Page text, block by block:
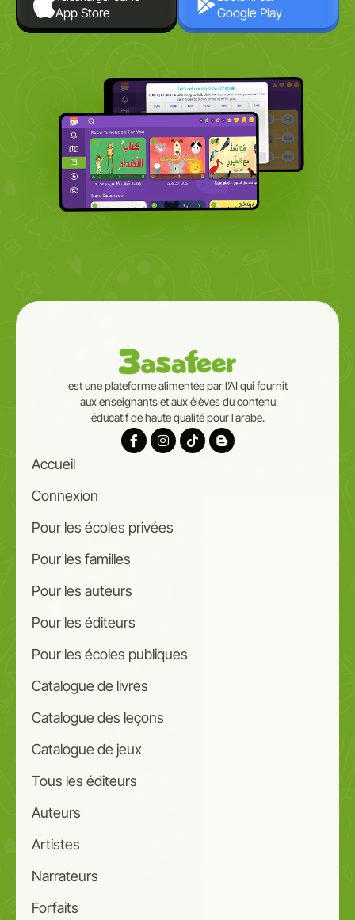
App Store Google Play
est une plateforme alimentée par l’AI qui fournit
aux enseignants et aux élèves du contenu
éducatif de haute qualité pour l’arabe.
Accueil
Connexion
Pour les écoles privées
Pour les familles
Pour les auteurs
Pour les éditeurs
Pour les écoles publiques
Catalogue de livres
Catalogue des leçons
Catalogue de jeux
Tous les éditeurs
Auteurs
Artistes
Narrateurs
Forfaits